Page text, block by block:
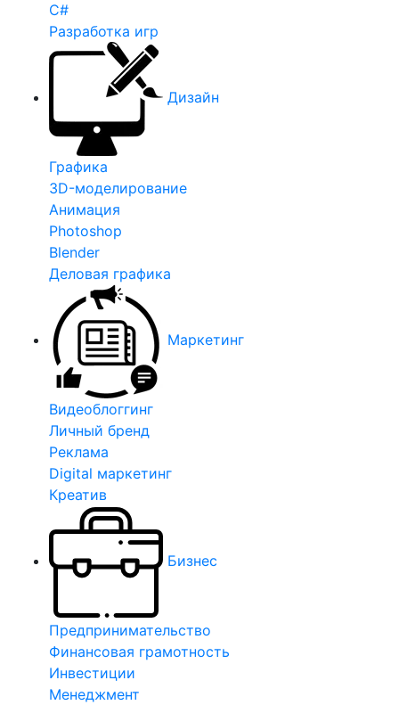
C#
Разработка игр
Дизайн
Графика
3D-моделирование
Анимация
Photoshop
Blender
Деловая графика
Маркетинг
Видеоблоггинг
Личный бренд
Реклама
Digital маркетинг
Креатив
Бизнес
Предпринимательство
Финансовая грамотность
Инвестиции
Менеджмент